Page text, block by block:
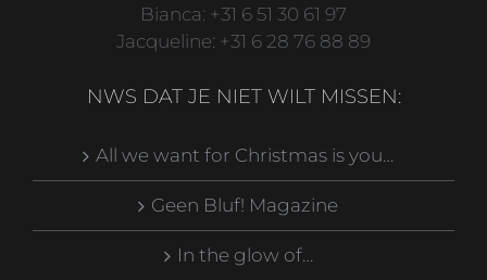
Bianca: +31 6 51 30 61 97
Jacqueline: +31 6 28 76 88 89
NWS DAT JE NIET WILT MISSEN:
All we want for Christmas is you…
Geen Bluf! Magazine
In the glow of…